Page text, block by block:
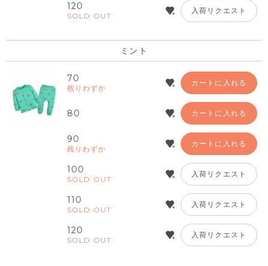
120
SOLD OUT
入荷リクエスト
ミント
70
残りわずか
カートに入れる
80 カートに入れる
90
残りわずか
カートに入れる
100
SOLD OUT
入荷リクエスト
110
SOLD OUT
入荷リクエスト
120
SOLD OUT
入荷リクエスト